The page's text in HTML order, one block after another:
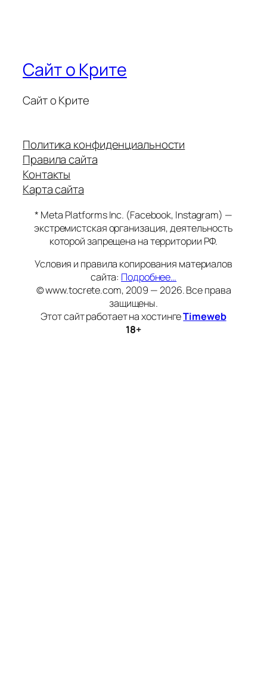
Сайт о Крите
Сайт о Крите
Политика конфиденциальности
Правила сайта
Контакты
Карта сайта
* Meta Platforms Inc. (Facebook, Instagram) —
экстремистская организация, деятельность
которой запрещена на территории РФ.
Условия и правила копирования материалов
сайта: Подробнее…
© www.tocrete.com, 2009 — 2026. Все права
защищены.
Этот сайт работает на хостингеTimeweb
18+